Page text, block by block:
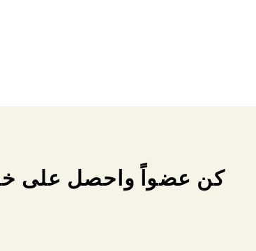
كن عضواً واحصل على خصم